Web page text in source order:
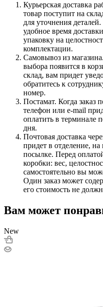
Курьерская доставка
товар поступит на
для уточнения
удобное время
упаковку на
комплектации.
Самовывоз из
выбора появится в
склад, вам придет
обратитесь к
номер.
Постамат. Когда заказ
телефон или e-mail
оплатить в терминале
дня.
Почтовая доставка
придет в отделение,
посылке. Перед
коробки: вес,
самостоятельно вы
Один заказ может
его стоимость не
Вам может
New